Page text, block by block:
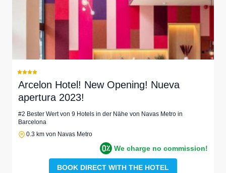
Arcelon Hotel! New Opening! Nueva
apertura 2023!
#2 Bester Wert von 9 Hotels in der Nähe von Navas Metro in
Barcelona
0.3 km von Navas Metro
We charge no commission!
BOOK DIRECT WITH THE HOTEL